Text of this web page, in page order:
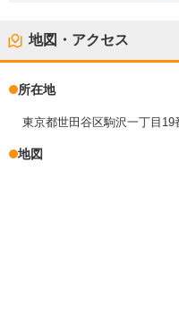
地図・アクセス
所在地
東京都世田谷区駒沢一丁目
地図